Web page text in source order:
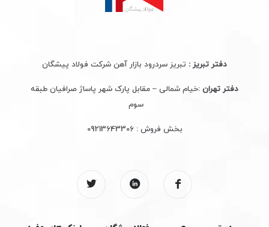
دفتر تبریز : تبریز سردرود بازار آهن شرکت فولاد پیشگان
دفتر تهران :خیام شمالی – مقابل پارک شهر پاساژ صرافیان طبقه
سوم
بخش فروش :09213643306